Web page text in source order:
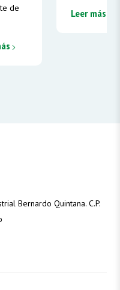
de
Leer más
Bernardo Quintana. C.P.